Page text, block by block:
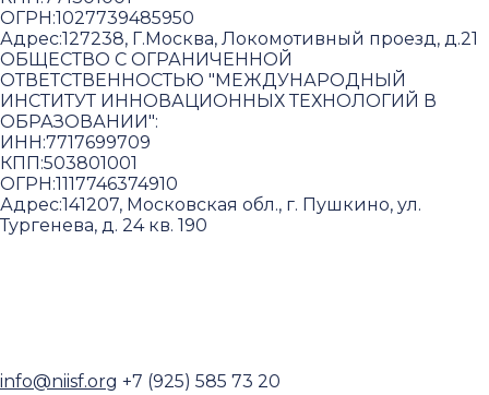
ОГРН:1027739485950
Адрес:127238, Г.Москва, Локомотивный проезд, д.21
ОБЩЕСТВО С ОГРАНИЧЕННОЙ
ОТВЕТСТВЕННОСТЬЮ "МЕЖДУНАРОДНЫЙ
ИНСТИТУТ ИННОВАЦИОННЫХ ТЕХНОЛОГИЙ В
ОБРАЗОВАНИИ":
ИНН:7717699709
КПП:503801001
ОГРН:1117746374910
Адрес:141207, Московская обл., г. Пушкино, ул.
Тургенева, д. 24 кв. 190
info@niisf.org +7 (925) 585 73 20